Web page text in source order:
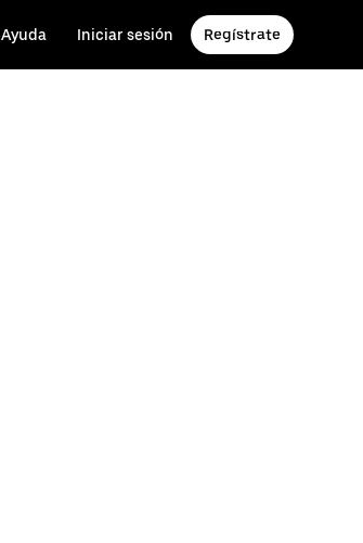
Ayuda Iniciar sesión Regístrate